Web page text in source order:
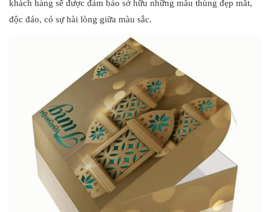
khách hàng sẽ được đảm bảo sở hữu những mẫu thùng đẹp mắt,
độc đáo, có sự hài lòng giữa màu sắc.